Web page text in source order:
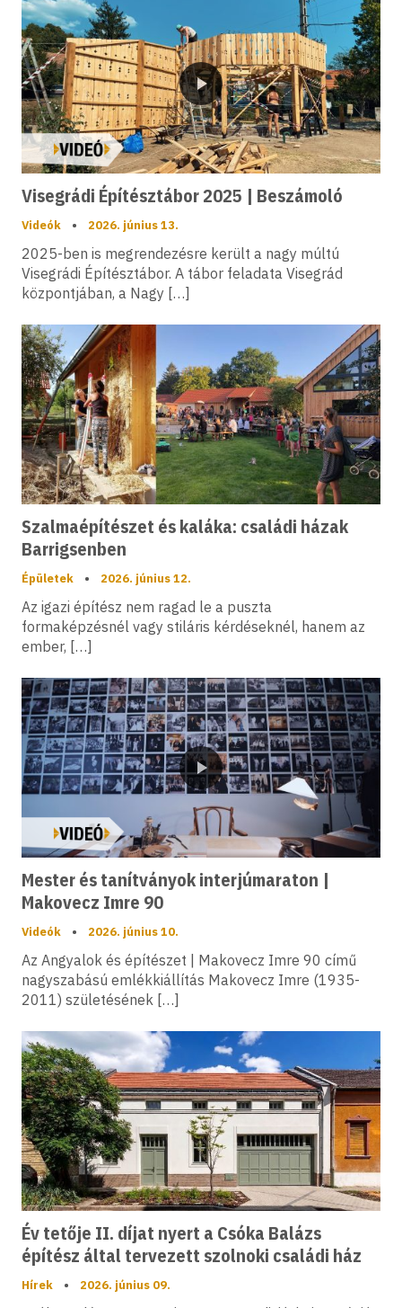
Videó
Visegrádi Építésztábor 2025 | Beszámoló
Videók • 2026. június 13.
2025-ben is megrendezésre került a nagy múltú
Visegrádi Építésztábor. A tábor feladata Visegrád
központjában, a Nagy […]
Szalmaépítészet és kaláka: családi házak
Barrigsenben
Épületek • 2026. június 12.
Az igazi építész nem ragad le a puszta
formaképzésnél vagy stiláris kérdéseknél, hanem az
ember, […]
Videó
Mester és tanítványok interjúmaraton |
Makovecz Imre 90
Videók • 2026. június 10.
Az Angyalok és építészet | Makovecz Imre 90 című
nagyszabású emlékkiállítás Makovecz Imre (1935-
2011) születésének […]
Év tetője II. díjat nyert a Csóka Balázs
építész által tervezett szolnoki családi ház
Hírek • 2026. június 09.